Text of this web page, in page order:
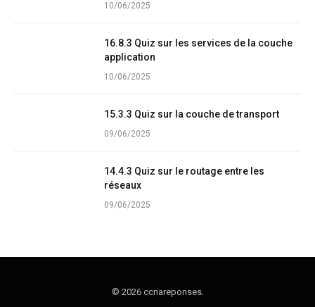
10/06/2025
16.8.3 Quiz sur les services de la couche
application
10/06/2025
15.3.3 Quiz sur la couche de transport
09/06/2025
14.4.3 Quiz sur le routage entre les
réseaux
09/06/2025
© 2026 ccnareponses.